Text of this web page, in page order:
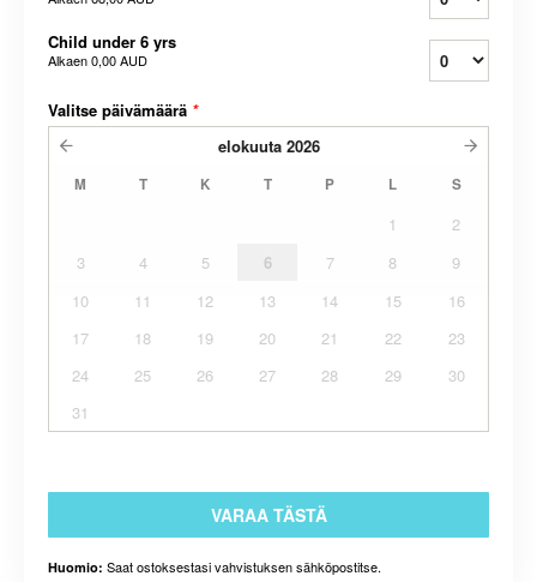
Child under 6 yrs
Alkaen0,00 AUD
Valitse päivämäärä *
elokuuta 2026
M T K T P L S
1
2
3
4 5 6 7 8
9
10
11 12 13 14 15
16
17
18 19 20 21 22
23
24
25 26 27 28 29
30
31
VARAA TÄSTÄ
Huomio: Saat ostoksestasi vahvistuksen sähköpostitse.